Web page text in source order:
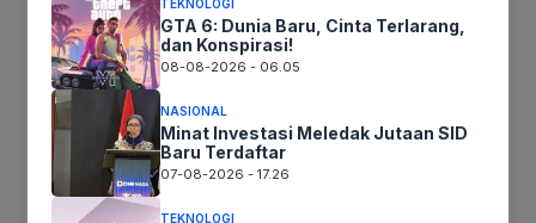
Terima Kasih
Tags:
Ikuti kami :
TEKNOLOGI
GTA 6: Dunia Baru, Cinta Terlarang,
dan Konspirasi!
08-08-2026 - 06.05
NASIONAL
Minat Investasi Meledak Jutaan SID
Baru Terdaftar
07-08-2026 - 17.26
TEKNOLOGI